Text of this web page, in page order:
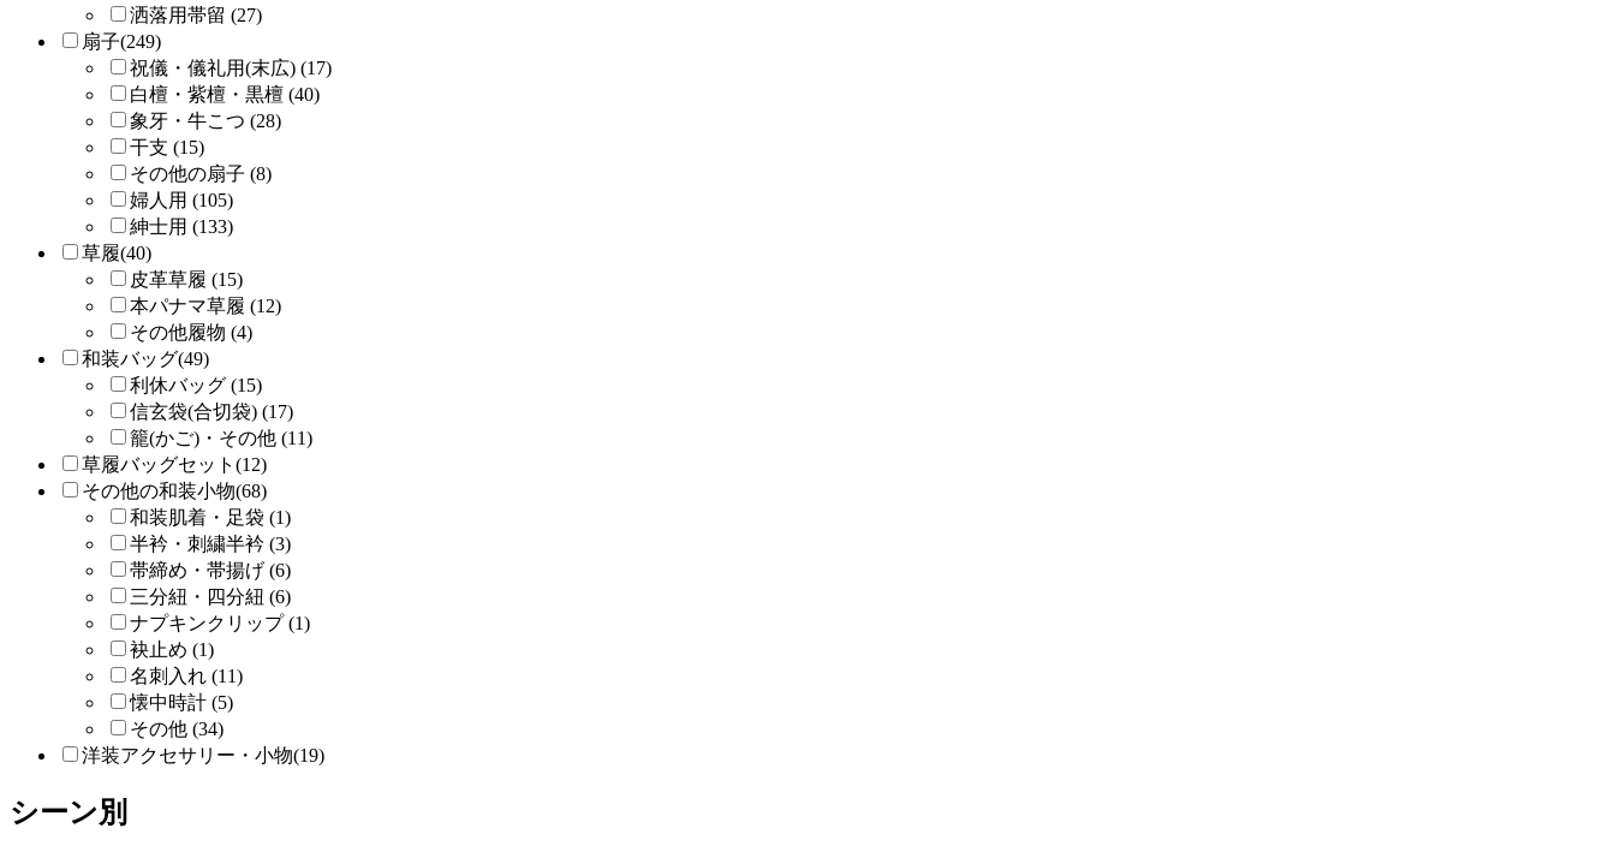
洒落用帯留 (27)
扇子(249)
祝儀・儀礼用(末広) (17)
白檀・紫檀・黒檀 (40)
象牙・牛こつ (28)
干支 (15)
その他の扇子 (8)
婦人用 (105)
紳士用 (133)
草履(40)
皮革草履 (15)
本パナマ草履 (12)
その他履物 (4)
和装バッグ(49)
利休バッグ (15)
信玄袋(合切袋) (17)
籠(かご)・その他 (11)
草履バッグセット(12)
その他の和装小物(68)
和装肌着・足袋 (1)
半衿・刺繍半衿 (3)
帯締め・帯揚げ (6)
三分紐・四分紐 (6)
ナプキンクリップ (1)
袂止め (1)
名刺入れ (11)
懐中時計 (5)
その他 (34)
洋装アクセサリー・小物(19)
シーン別